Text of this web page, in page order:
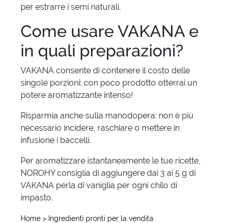
per estrarre i semi naturali.
Come usare VAKANA e
in quali preparazioni?
VAKANA consente di contenere il costo delle
singole porzioni: con poco prodotto otterrai un
potere aromatizzante intenso!
Risparmia anche sulla manodopera: non è più
necessario incidere, raschiare o mettere in
infusione i baccelli.
Per aromatizzare istantaneamente le tue ricette,
NOROHY consiglia di aggiungere dai 3 ai 5 g di
VAKANA perla di vaniglia per ogni chilo di
impasto.
Home > Ingredienti pronti per la vendita